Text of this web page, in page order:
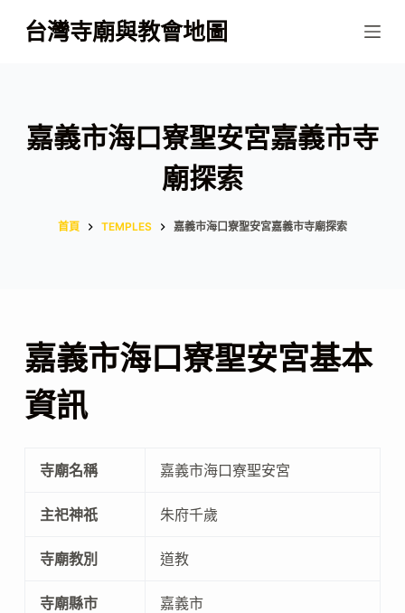
跳
至
容
台灣寺廟與教會地圖
嘉義市海口寮聖安宮嘉義市寺
廟探索
首頁 TEMPLES 嘉義市海口寮聖安宮嘉義市寺廟探索
嘉義市海口寮聖安宮基本
資訊
寺廟名稱 嘉義市海口寮聖安宮
主祀神祇 朱府千歲
寺廟教別 道教
寺廟縣市 嘉義市